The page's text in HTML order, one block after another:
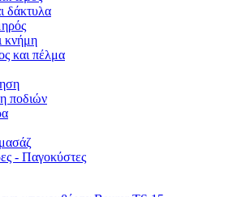
δάκτυλα
κνήμη
και πέλμα
ποδιών
- Παγοκύστες